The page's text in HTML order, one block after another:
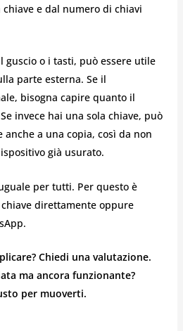
e dal numero di chiavi
guscio o i tasti, può essere utile
parte esterna. Se il
bisogna capire quanto il
invece hai una sola chiave, può
a una copia, così da non
già usurato.
per tutti. Per questo è
direttamente oppure
Chiedi una valutazione.
ma ancora funzionante?
per muoverti.